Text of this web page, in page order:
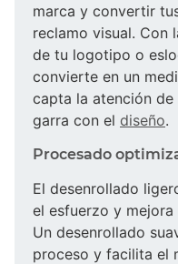
marca y convertir
reclamo visual. Con
de tu logotipo o
convierte en un
capta la atención de
garra con el diseño.
Procesado
El desenrollado
el esfuerzo y
Un desenrollado
proceso y facilita el